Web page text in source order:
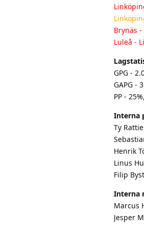
Brynäs
Luleå -
GPG -
GAPG -
PP -
Interna
Ty
Henrik
Linus
Filip
Interna
Marcus
Jesper